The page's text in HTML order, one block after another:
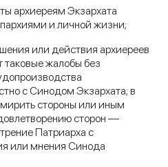
архиереям Экзархата
и личной жизни;
или действия архиереев
таковые жалобы без
с Синодом Экзархата; в
стороны или иным
сторон —
Патриарха с
или мнения Синода